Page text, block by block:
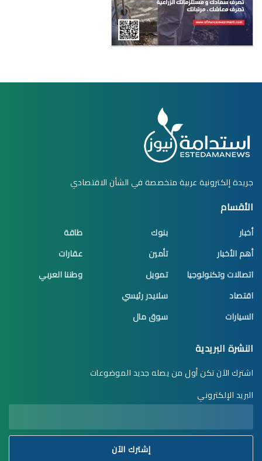
جريدة إلكترونية عربية متخصصة في الشأن الاقتصادي
الأقسام
أخبار
أهم الأخبار
اتصالات وتكنولوجيا
اقتصاد
السيارات
بنوك
تأمين
تمويل
سلايدر رئيسي
سوق مال
طاقة
عقارات
وطننا العربي
النشرة البريدية
اشترك الآن تكن أول من يصله جديد الموضوعات
البريد الإلكتروني